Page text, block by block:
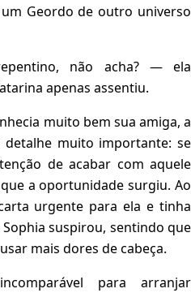
Geordo de outro universo
não acha? — ela
apenas assentiu.
muito bem sua amiga, a
muito importante: se
de acabar com aquele
a oportunidade surgiu. Ao
urgente para ela e tinha
suspirou, sentindo que
mais dores de cabeça.
para arranjar